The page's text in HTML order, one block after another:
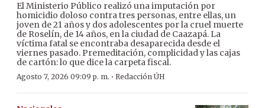
El Ministerio Público realizó una imputación por
homicidio doloso contra tres personas, entre ellas, un
joven de 21 años y dos adolescentes por la cruel muerte
de Roselín, de 14 años, en la ciudad de Caazapá. La
víctima fatal se encontraba desaparecida desde el
viernes pasado. Premeditación, complicidad y las cajas
de cartón: lo que dice la carpeta fiscal.
Agosto 7, 2026 09:09 p. m. · Redacción ÚH